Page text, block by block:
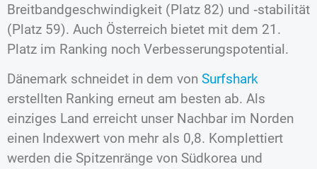
Breitbandgeschwindigkeit (Platz 82) und ‑stabilität
(Platz 59). Auch Österreich bietet mit dem 21.
Platz im Ranking noch Verbesserungspotential.
Dänemark schneidet in dem von Surfshark
erstellten Ranking erneut am besten ab. Als
einziges Land erreicht unser Nachbar im Norden
einen Indexwert von mehr als 0,8. Komplettiert
werden die Spitzenränge von Südkorea und